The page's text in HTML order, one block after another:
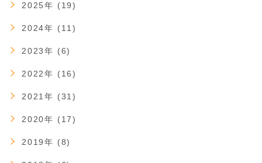
2025年 (19)
2024年 (11)
2023年 (6)
2022年 (16)
2021年 (31)
2020年 (17)
2019年 (8)